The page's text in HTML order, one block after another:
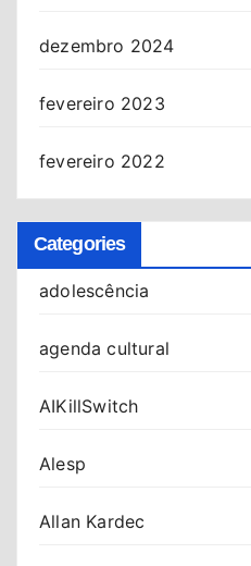
dezembro 2024
fevereiro 2023
fevereiro 2022
Categories
adolescência
agenda cultural
AIKillSwitch
Alesp
Allan Kardec